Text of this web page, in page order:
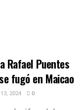
Rafael Puentes
fugó en Maicao
2024 0